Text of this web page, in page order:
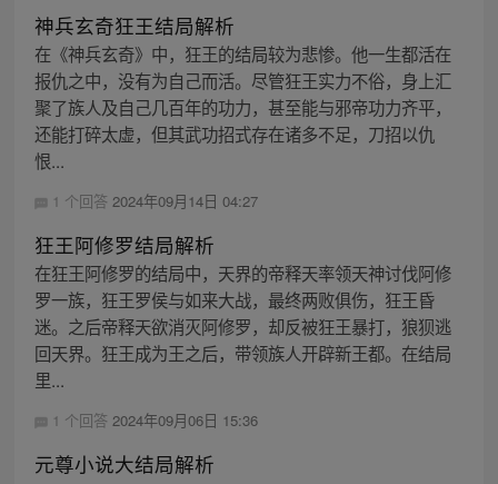
神兵玄奇狂王结局解析
在《神兵玄奇》中，狂王的结局较为悲惨。他一生都活在
报仇之中，没有为自己而活。尽管狂王实力不俗，身上汇
聚了族人及自己几百年的功力，甚至能与邪帝功力齐平，
还能打碎太虚，但其武功招式存在诸多不足，刀招以仇
恨...
1 个回答 2024年09月14日 04:27
狂王阿修罗结局解析
在狂王阿修罗的结局中，天界的帝释天率领天神讨伐阿修
罗一族，狂王罗侯与如来大战，最终两败俱伤，狂王昏
迷。之后帝释天欲消灭阿修罗，却反被狂王暴打，狼狈逃
回天界。狂王成为王之后，带领族人开辟新王都。在结局
里...
1 个回答 2024年09月06日 15:36
元尊小说大结局解析